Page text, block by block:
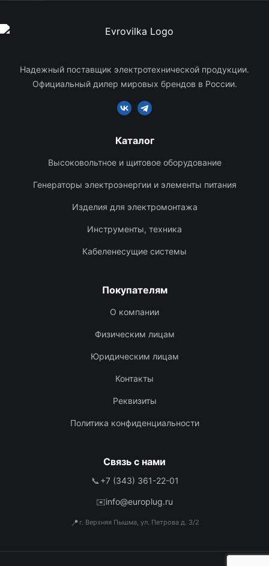
Надежный поставщик электротехнической продукции.
Официальный дилер мировых брендов в России.
Каталог
Высоковольтное и щитовое оборудование
Генераторы электроэнергии и элементы питания
Изделия для электромонтажа
Инструменты, техника
Кабеленесущие системы
Покупателям
О компании
Физическим лицам
Юридическим лицам
Контакты
Реквизиты
Политика конфиденциальности
Связь с нами
📞 +7 (343) 361-22-01
✉️info@europlug.ru
📍 г. Верхняя Пышма, ул. Петрова д. 3/2